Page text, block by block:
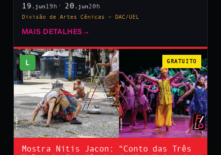
19 .jun 19h 20 .jun20h
Divisão de Artes Cênicas – DAC/UEL
MAIS DETALHES →
L GRATUITO
Mostra Nitis Jacon: “Conto das Três